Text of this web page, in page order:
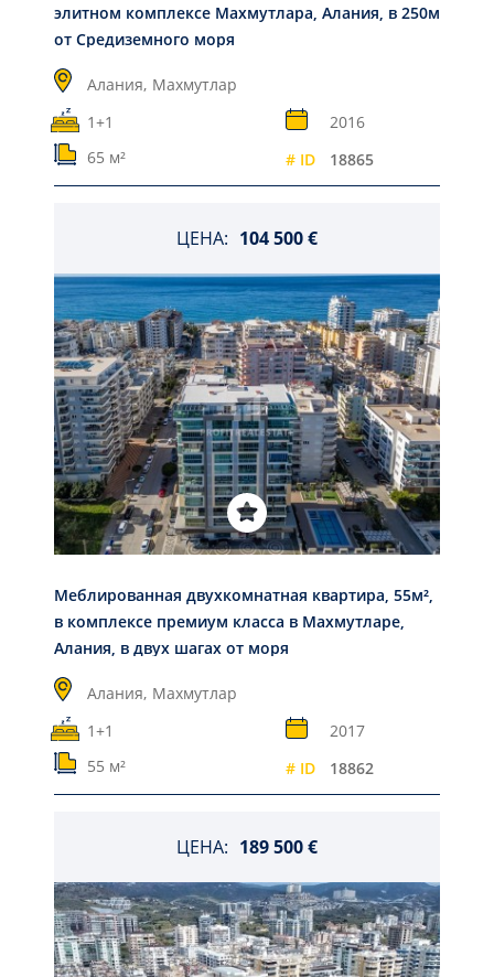
элитном комплексе Махмутлара, Алания, в 250м
от Средиземного моря
Алания, Махмутлар
1+1
2016
65 м²
# ID 18865
ЦЕНА: 104 500 €
Меблированная двухкомнатная квартира, 55м²,
в комплексе премиум класса в Махмутларе,
Алания, в двух шагах от моря
Алания, Махмутлар
1+1
2017
55 м²
# ID 18862
ЦЕНА: 189 500 €